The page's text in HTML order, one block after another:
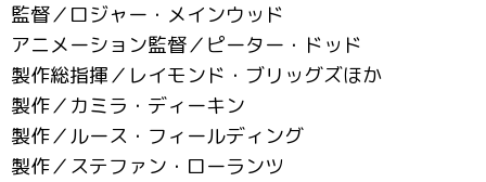
監督／ロジャー・メインウッド
アニメーション監督／ピーター・ドッド
製作総指揮／レイモンド・ブリッグズほか
製作／カミラ・ディーキン
製作／ルース・フィールディング
製作／ステファン・ローランツ